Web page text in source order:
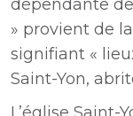
dépendante
» provient de
signifiant «
Saint-Yon,